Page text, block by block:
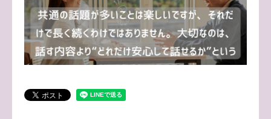
よくあるご質問
ブログ